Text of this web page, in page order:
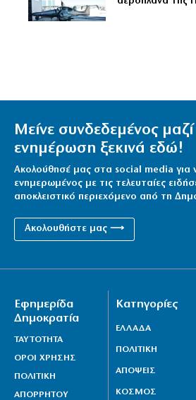
Μείνε συνδεδεμένος
ενημέρωση ξεκινά εδώ!
Ακολούθησέ μας στα social media για
ενημερωμένος με τις τελευταίες
αποκλειστικό περιεχόμενο από τη
Ακολουθήστε μας ⟶
Εφημερίδα
Δημοκρατία
ΤΑΥΤΟΤΗΤΑ
ΟΡΟΙ ΧΡΗΣΗΣ
ΠΟΛΙΤΙΚΗ
ΑΠΟΡΡΗΤΟΥ
Κατηγορίες
ΕΛΛΑΔΑ
ΠΟΛΙΤΙΚΗ
ΑΠΟΨΕΙΣ
ΚΟΣΜΟΣ